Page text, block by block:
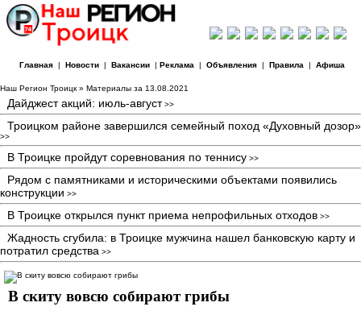
Главная| Новости| Вакансии| Реклама | Объявления| Правила | Афиша
Наш Регион Троицк » Материалы за 13.08.2021
Дайджест акций: июль-август>>
Троицком районе завершился семейный поход «Духовный дозор»
>>
В Троицке пройдут соревнования по теннису >>
Рядом с памятниками и историческими объектами появились
конструкции >>
В Троицке открылся пункт приема непрофильных отходов >>
Жадность сгубила: в Троицке мужчина нашел банковскую карту и
потратил средства >>
В скиту вовсю собирают грибы